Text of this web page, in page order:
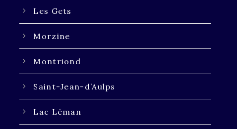
Les Gets
Morzine
Montriond
Saint-Jean-d’Aulps
Lac Léman